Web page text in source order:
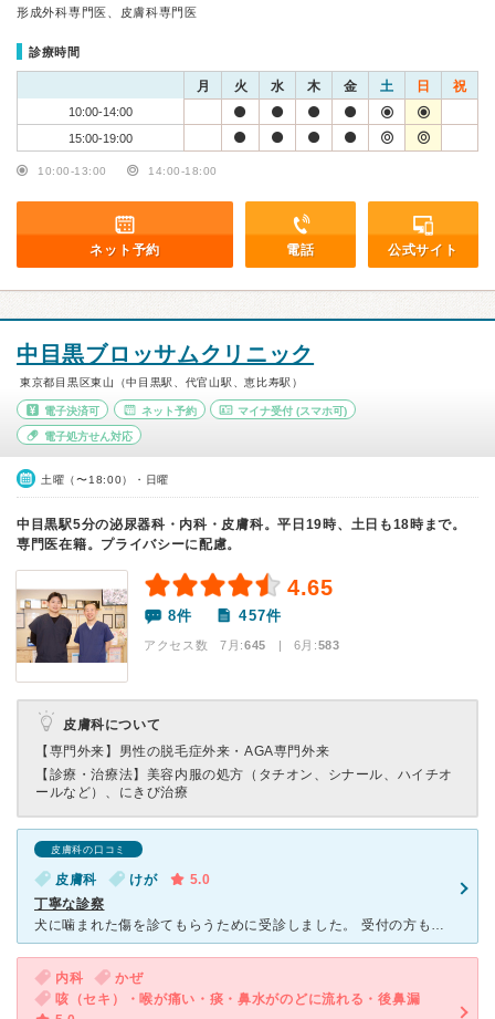
形成外科専門医、皮膚科専門医
診療時間
月 火 水 木 金 土 日 祝
10:00-14:00
15:00-19:00
10:00-13:00 14:00-18:00
ネット予約 電話 公式サイト
中目黒ブロッサムクリニック
東京都目黒区東山（中目黒駅、代官山駅、恵比寿駅）
電子決済可 ネット予約 マイナ受付 (スマホ可)
電子処方せん対応
土曜（〜18:00）・日曜
中目黒駅5分の泌尿器科・内科・皮膚科。平日19時、土日も18時まで。
専門医在籍。プライバシーに配慮。
4.65
8件 457件
アクセス数 7月:645 | 6月:583
皮膚科について
【専門外来】 男性の脱毛症外来・AGA専門外来
【診療・治療法】 美容内服の処方（タチオン、シナール、ハイチオ
ールなど）、にきび治療
皮膚科の口コミ
皮膚科 けが
5.0
丁寧な診察
犬に噛まれた傷を診てもらうために受診しました。 受付の方も親切で、先生もとても丁寧に診察してくださり、傷の状態や今後の対応について詳しく説明があり、抗生物質を処方していただきました。 飲み始めてか
内科
かぜ
咳（セキ）・喉が痛い・痰・鼻水がのどに流れる・後鼻漏